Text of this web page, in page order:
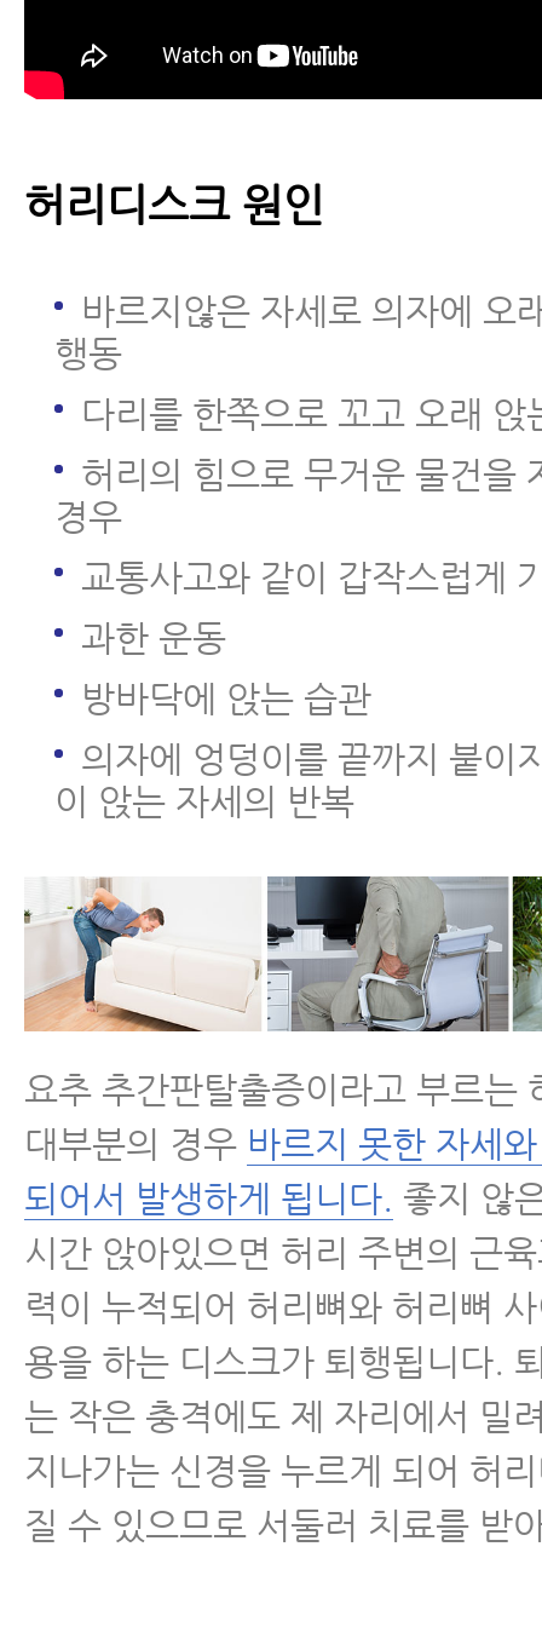
- 허리디스크에 좋은 운동
- 허리강화운동 10가지(디스크
- 허리디스크운동 절대로 하지 말
- 허리디스크 운동에 대해 잘못 알
- 허리디스크 급성기에 통증을 줄
없다
- 허리디스크 생활습관
- 허리디스크 의자, 허리에 좋은
- 허리디스크 치료해도 낫지 않는
- 허리디스크 수술을 꼭 해야 하는
- 퇴행성허리디스크 스테로이드
밖의 부작용
- 추간판탈출증 환자, 새우잠이 안
- 추간판탈출증 무중력의자
- 추간판탈출증 운동 1.스케이트
- 추간판탈출증 운동 2.데스크 플
- 추간판탈출증 운동 3.허리 도리
- 추간판탈출증 운동 4.걷기 운동
- 추간판탈출증 운동 5.허리 돌리
- 추간판탈출증 운동 6.골반 운동
- 추간판탈출증 운동 7.고관절•무
허리디스크 원인
바르지않은 자세로 의자에 오
행동
다리를 한쪽으로 꼬고 오래 앉
허리의 힘으로 무거운 물건을
경우
교통사고와 같이 갑작스럽게
과한 운동
방바닥에 앉는 습관
의자에 엉덩이를 끝까지 붙이
이 앉는 자세의 반복
요추 추간판탈출증이라고 부르는
대부분의 경우 바르지 못한 자세
되어서 발생하게 됩니다. 좋지 않
시간 앉아있으면 허리 주변의 근
력이 누적되어 허리뼈와 허리뼈
용을 하는 디스크가 퇴행됩니다.
는 작은 충격에도 제 자리에서 밀
지나가는 신경을 누르게 되어 허
질 수 있으므로 서둘러 치료를 받